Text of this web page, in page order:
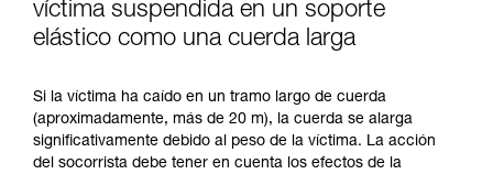
víctima suspendida en un soporte
elástico como una cuerda larga
Si la víctima ha caído en un tramo largo de cuerda
(aproximadamente, más de 20 m), la cuerda se alarga
significativamente debido al peso de la víctima. La acción
del socorrista debe tener en cuenta los efectos de la